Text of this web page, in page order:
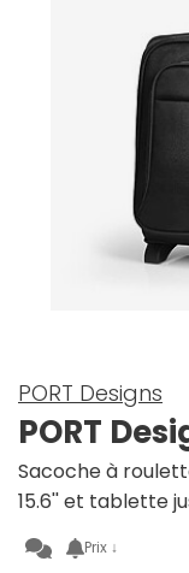
PORT Designs
PORT
Sacoche à
15.6'' et tablette
Prix ↓